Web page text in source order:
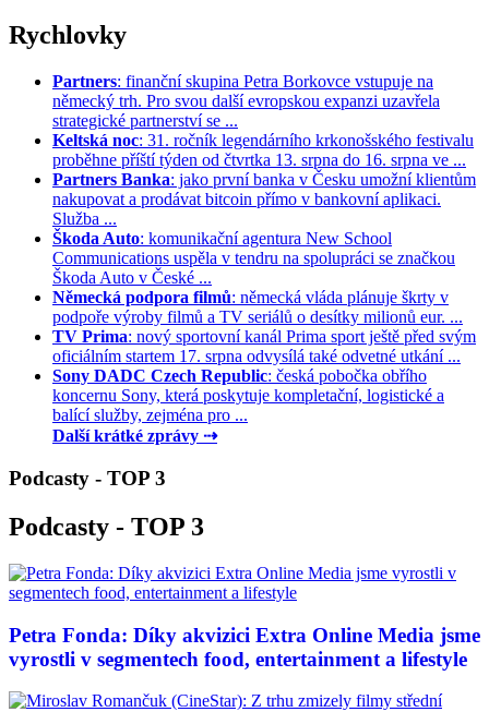
Rychlovky
Partners: finanční skupina Petra Borkovce vstupuje na
německý trh. Pro svou další evropskou expanzi uzavřela
strategické partnerství se ...
Keltská noc: 31. ročník legendárního krkonošského festivalu
proběhne příští týden od čtvrtka 13. srpna do 16. srpna ve ...
Partners Banka: jako první banka v Česku umožní klientům
nakupovat a prodávat bitcoin přímo v bankovní aplikaci.
Služba ...
Škoda Auto: komunikační agentura New School
Communications uspěla v tendru na spolupráci se značkou
Škoda Auto v České ...
Německá podpora filmů: německá vláda plánuje škrty v
podpoře výroby filmů a TV seriálů o desítky milionů eur. ...
TV Prima: nový sportovní kanál Prima sport ještě před svým
oficiálním startem 17. srpna odvysílá také odvetné utkání ...
Sony DADC Czech Republic: česká pobočka obřího
koncernu Sony, která poskytuje kompletační, logistické a
balící služby, zejména pro ...
Další krátké zprávy ⇢
Podcasty - TOP 3
Podcasty - TOP 3
Petra Fonda: Díky akvizici Extra Online Media jsme
vyrostli v segmentech food, entertainment a lifestyle